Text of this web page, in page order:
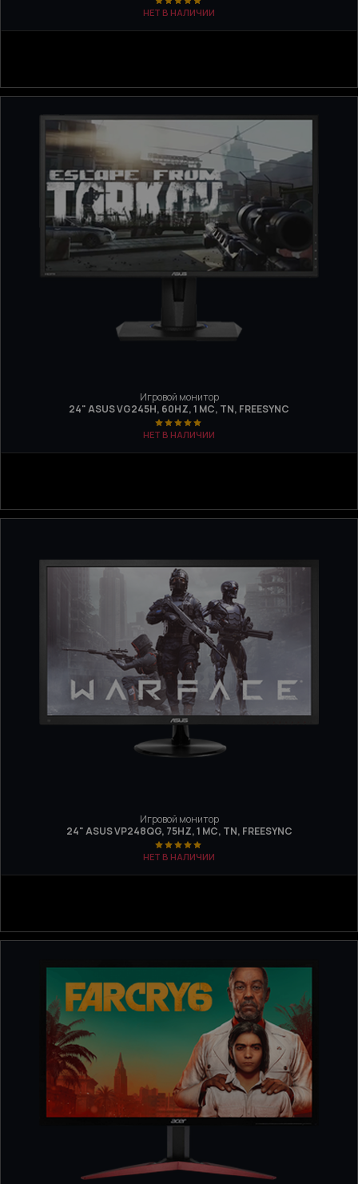
НЕТ В НАЛИЧИИ
Игровой монитор
24" ASUS VG245H, 60HZ, 1 МС, TN, FREESYNC
НЕТ В НАЛИЧИИ
Игровой монитор
24" ASUS VP248QG, 75HZ, 1 МС, TN, FREESYNC
НЕТ В НАЛИЧИИ